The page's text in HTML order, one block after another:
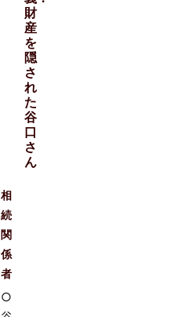
財
産
を
隠
さ
れ
た
谷
口
さ
ん
相
続
関
係
者
○